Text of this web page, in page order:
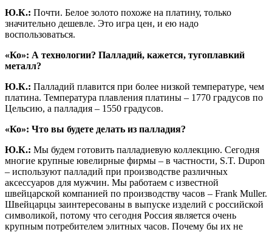
Ю.К.: Почти. Белое золото похоже на платину, только
значительно дешевле. Это игра цен, и ею надо
воспользоваться.
«Ко»: А технологии? Палладий, кажется, тугоплавкий
металл?
Ю.К.: Палладий плавится при более низкой температуре, чем
платина. Температура плавления платины – 1770 градусов по
Цельсию, а палладия – 1550 градусов.
«Ко»: Что вы будете делать из палладия?
Ю.К.: Мы будем готовить палладиевую коллекцию. Сегодня
многие крупные ювелирные фирмы – в частности, S.T. Dupon
– используют палладий при производстве различных
аксессуаров для мужчин. Мы работаем с известной
швейцарской компанией по производству часов – Frank Muller.
Швейцарцы заинтересованы в выпуске изделий с российской
символикой, потому что сегодня Россия является очень
крупным потребителем элитных часов. Почему бы их не